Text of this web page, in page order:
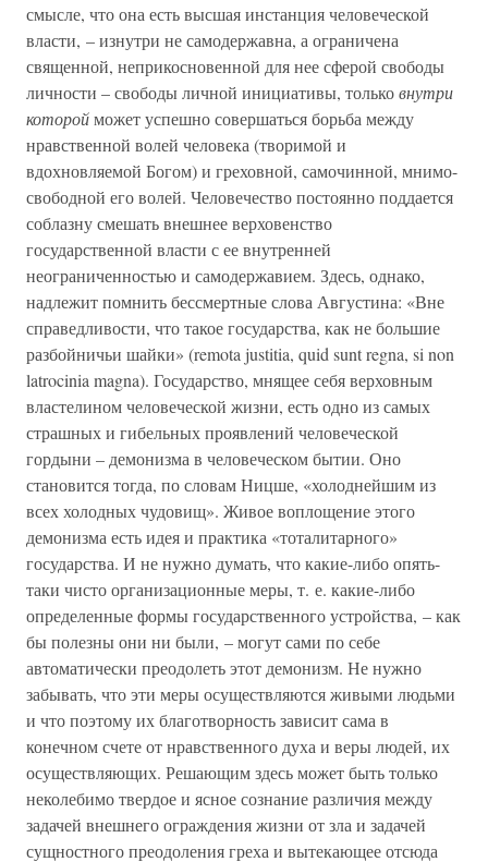
смысле, что она есть высшая инстанция человеческой
власти, – изнутри не самодержавна, а ограничена
священной, неприкосновенной для нее сферой свободы
личности – свободы личной инициативы, тольковнутри
которойможет успешно совершаться борьба между
нравственной волей человека (творимой и
вдохновляемой Богом) и греховной, самочинной, мнимо-
свободной его волей. Человечество постоянно поддается
соблазну смешать внешнее верховенство
государственной власти с ее внутренней
неограниченностью и самодержавием. Здесь, однако,
надлежит помнить бессмертные слова Августина: «Вне
справедливости, что такое государства, как не большие
разбойничьи шайки» (remota justitia, quid sunt regna, si non
latrocinia magna). Государство, мнящее себя верховным
властелином человеческой жизни, есть одно из самых
страшных и гибельных проявлений человеческой
гордыни – демонизма в человеческом бытии. Оно
становится тогда, по словам Ницше, «холоднейшим из
всех холодных чудовищ». Живое воплощение этого
демонизма есть идея и практика «тоталитарного»
государства. И не нужно думать, что какие-либо опять-
таки чисто организационные меры, т. е. какие-либо
определенные формы государственного устройства, – как
бы полезны они ни были, – могут сами по себе
автоматически преодолеть этот демонизм. Не нужно
забывать, что эти меры осуществляются живыми людьми
и что поэтому их благотворность зависит сама в
конечном счете от нравственного духа и веры людей, их
осуществляющих. Решающим здесь может быть только
неколебимо твердое и ясное сознание различия между
задачей внешнего ограждения жизни от зла и задачей
сущностного преодоления греха и вытекающее отсюда